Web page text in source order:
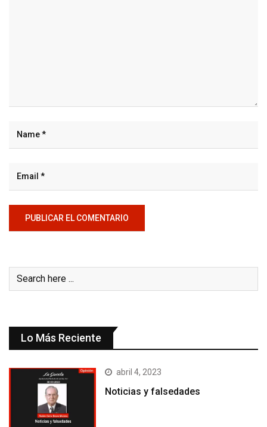
Lo Más Reciente
abril 4, 2023
Noticias y falsedades